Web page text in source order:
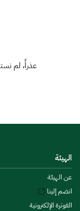
عذراً، لم
الهيئة
عن الهيئة
انضم إلينا
الفوترة الإلكترونية